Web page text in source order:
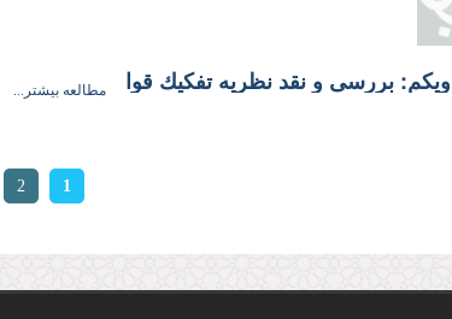
بررسى و نقد نظریه تفكیك قوا مطالعه بیشتر...
1
2